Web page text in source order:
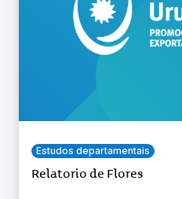
Estudos departamentais
Relatorio de Flores